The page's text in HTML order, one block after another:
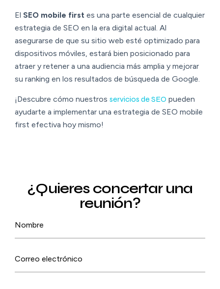
El SEO mobile first es una parte esencial de cualquier
estrategia de SEO en la era digital actual. Al
asegurarse de que su sitio web esté optimizado para
dispositivos móviles, estará bien posicionado para
atraer y retener a una audiencia más amplia y mejorar
su ranking en los resultados de búsqueda de Google.
¡Descubre cómo nuestros servicios de SEO pueden
ayudarte a implementar una estrategia de SEO mobile
first efectiva hoy mismo!
¿Quieres concertar una
reunión?